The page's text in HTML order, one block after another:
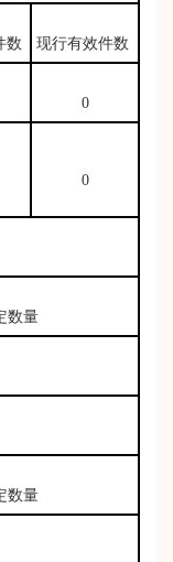
数 现行有效件数
0
0
数量
数量